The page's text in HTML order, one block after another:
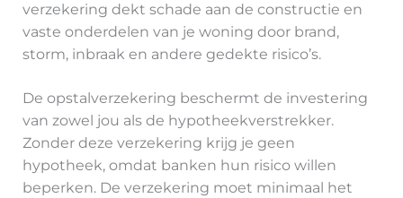
verzekering dekt schade aan de constructie en
vaste onderdelen van je woning door brand,
storm, inbraak en andere gedekte risico’s.
De opstalverzekering beschermt de investering
van zowel jou als de hypotheekverstrekker.
Zonder deze verzekering krijg je geen
hypotheek, omdat banken hun risico willen
beperken. De verzekering moet minimaal het